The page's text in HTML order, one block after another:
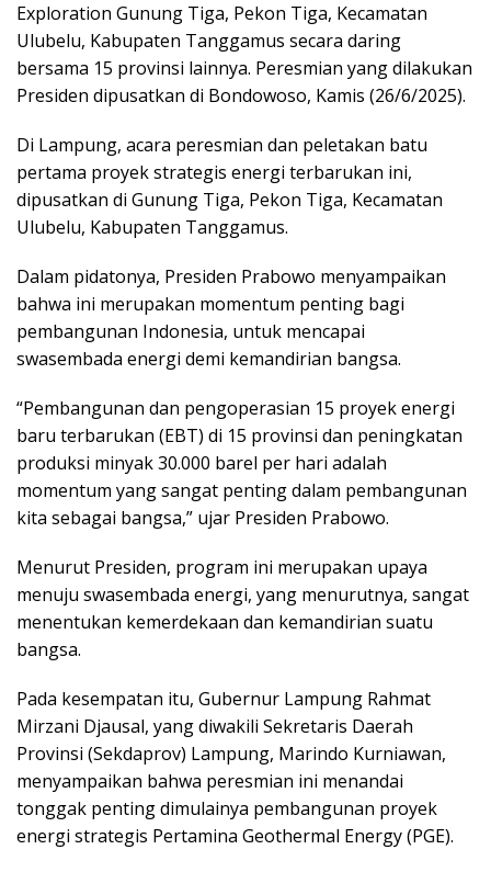
Exploration Gunung Tiga, Pekon Tiga, Kecamatan
Ulubelu, Kabupaten Tanggamus secara daring
bersama 15 provinsi lainnya. Peresmian yang dilakukan
Presiden dipusatkan di Bondowoso, Kamis (26/6/2025).
Di Lampung, acara peresmian dan peletakan batu
pertama proyek strategis energi terbarukan ini,
dipusatkan di Gunung Tiga, Pekon Tiga, Kecamatan
Ulubelu, Kabupaten Tanggamus.
Dalam pidatonya, Presiden Prabowo menyampaikan
bahwa ini merupakan momentum penting bagi
pembangunan Indonesia, untuk mencapai
swasembada energi demi kemandirian bangsa.
“Pembangunan dan pengoperasian 15 proyek energi
baru terbarukan (EBT) di 15 provinsi dan peningkatan
produksi minyak 30.000 barel per hari adalah
momentum yang sangat penting dalam pembangunan
kita sebagai bangsa,” ujar Presiden Prabowo.
Menurut Presiden, program ini merupakan upaya
menuju swasembada energi, yang menurutnya, sangat
menentukan kemerdekaan dan kemandirian suatu
bangsa.
Pada kesempatan itu, Gubernur Lampung Rahmat
Mirzani Djausal, yang diwakili Sekretaris Daerah
Provinsi (Sekdaprov) Lampung, Marindo Kurniawan,
menyampaikan bahwa peresmian ini menandai
tonggak penting dimulainya pembangunan proyek
energi strategis Pertamina Geothermal Energy (PGE).